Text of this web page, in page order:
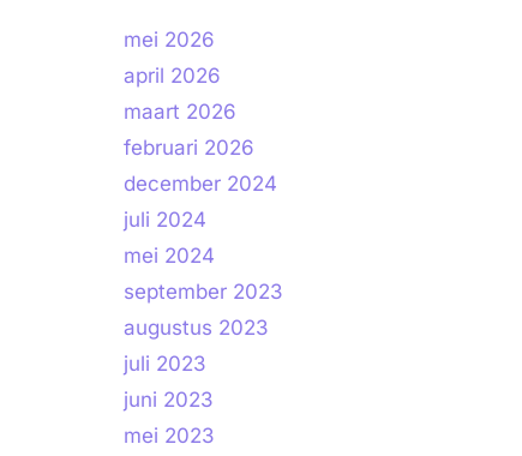
mei 2026
april 2026
maart 2026
februari 2026
december 2024
juli 2024
mei 2024
september 2023
augustus 2023
juli 2023
juni 2023
mei 2023